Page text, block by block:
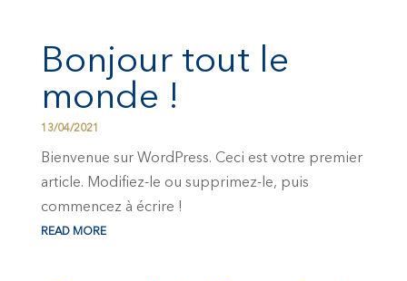
Bonjour tout le
monde !
13/04/2021
Bienvenue sur WordPress. Ceci est votre premier
article. Modifiez-le ou supprimez-le, puis
commencez à écrire !
READ MORE